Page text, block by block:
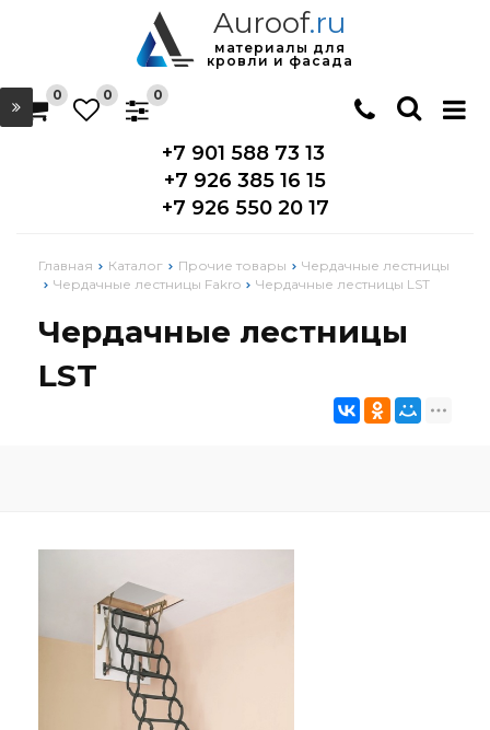
Auroof.ru
материалы для
кровли и фасада
+7 901 588 73 13
+7 926 385 16 15
+7 926 550 20 17
0 0 0
Главная Каталог Прочие товары
Чердачные лестницы
Чердачные лестницы Fakro
Чердачные лестницы LST
Чердачные лестницы
LST